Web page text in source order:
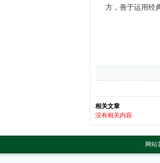
方，善于运用经
相关文章
没有相关内容
网站